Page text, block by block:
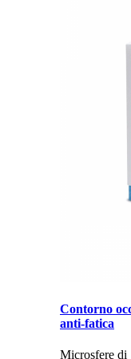
Contorno
anti-fatica
Microsfere di